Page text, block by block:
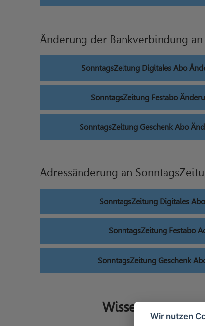
Änderung der Bankverbindung
SonntagsZeitung Digitales Abo
SonntagsZeitung Festabo
SonntagsZeitung Geschenk Abo
Adressänderung an
SonntagsZeitung Digitales
SonntagsZeitung Festabo
SonntagsZeitung Geschenk
Wissenswertes
Wir nutzen